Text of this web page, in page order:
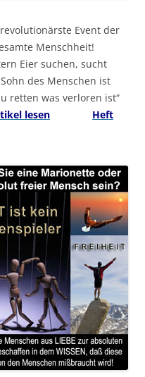
Event der
Menschheit!
Eier suchen, sucht
des Menschen ist
retten was verloren ist“
lesen
Heft